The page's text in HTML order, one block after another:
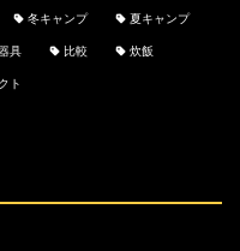
冬キャンプ 夏キャンプ
具 比較 炊飯
ト